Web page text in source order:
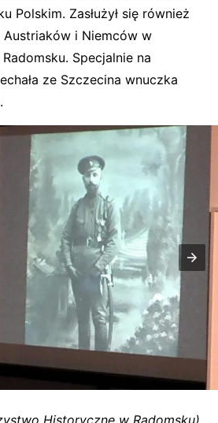
Polskim. Zasłużył się również
i Niemców w
Specjalnie na
ze Szczecina wnuczka
Historyczne w Radomsku)